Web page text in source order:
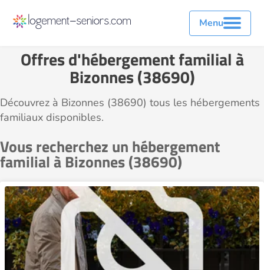
Menu
Offres d'hébergement familial à
Bizonnes (38690)
Découvrez à Bizonnes (38690) tous les hébergements
familiaux disponibles.
Vous recherchez un hébergement
familial à Bizonnes (38690)